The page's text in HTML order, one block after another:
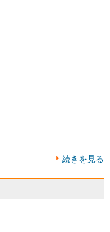
続きを見る